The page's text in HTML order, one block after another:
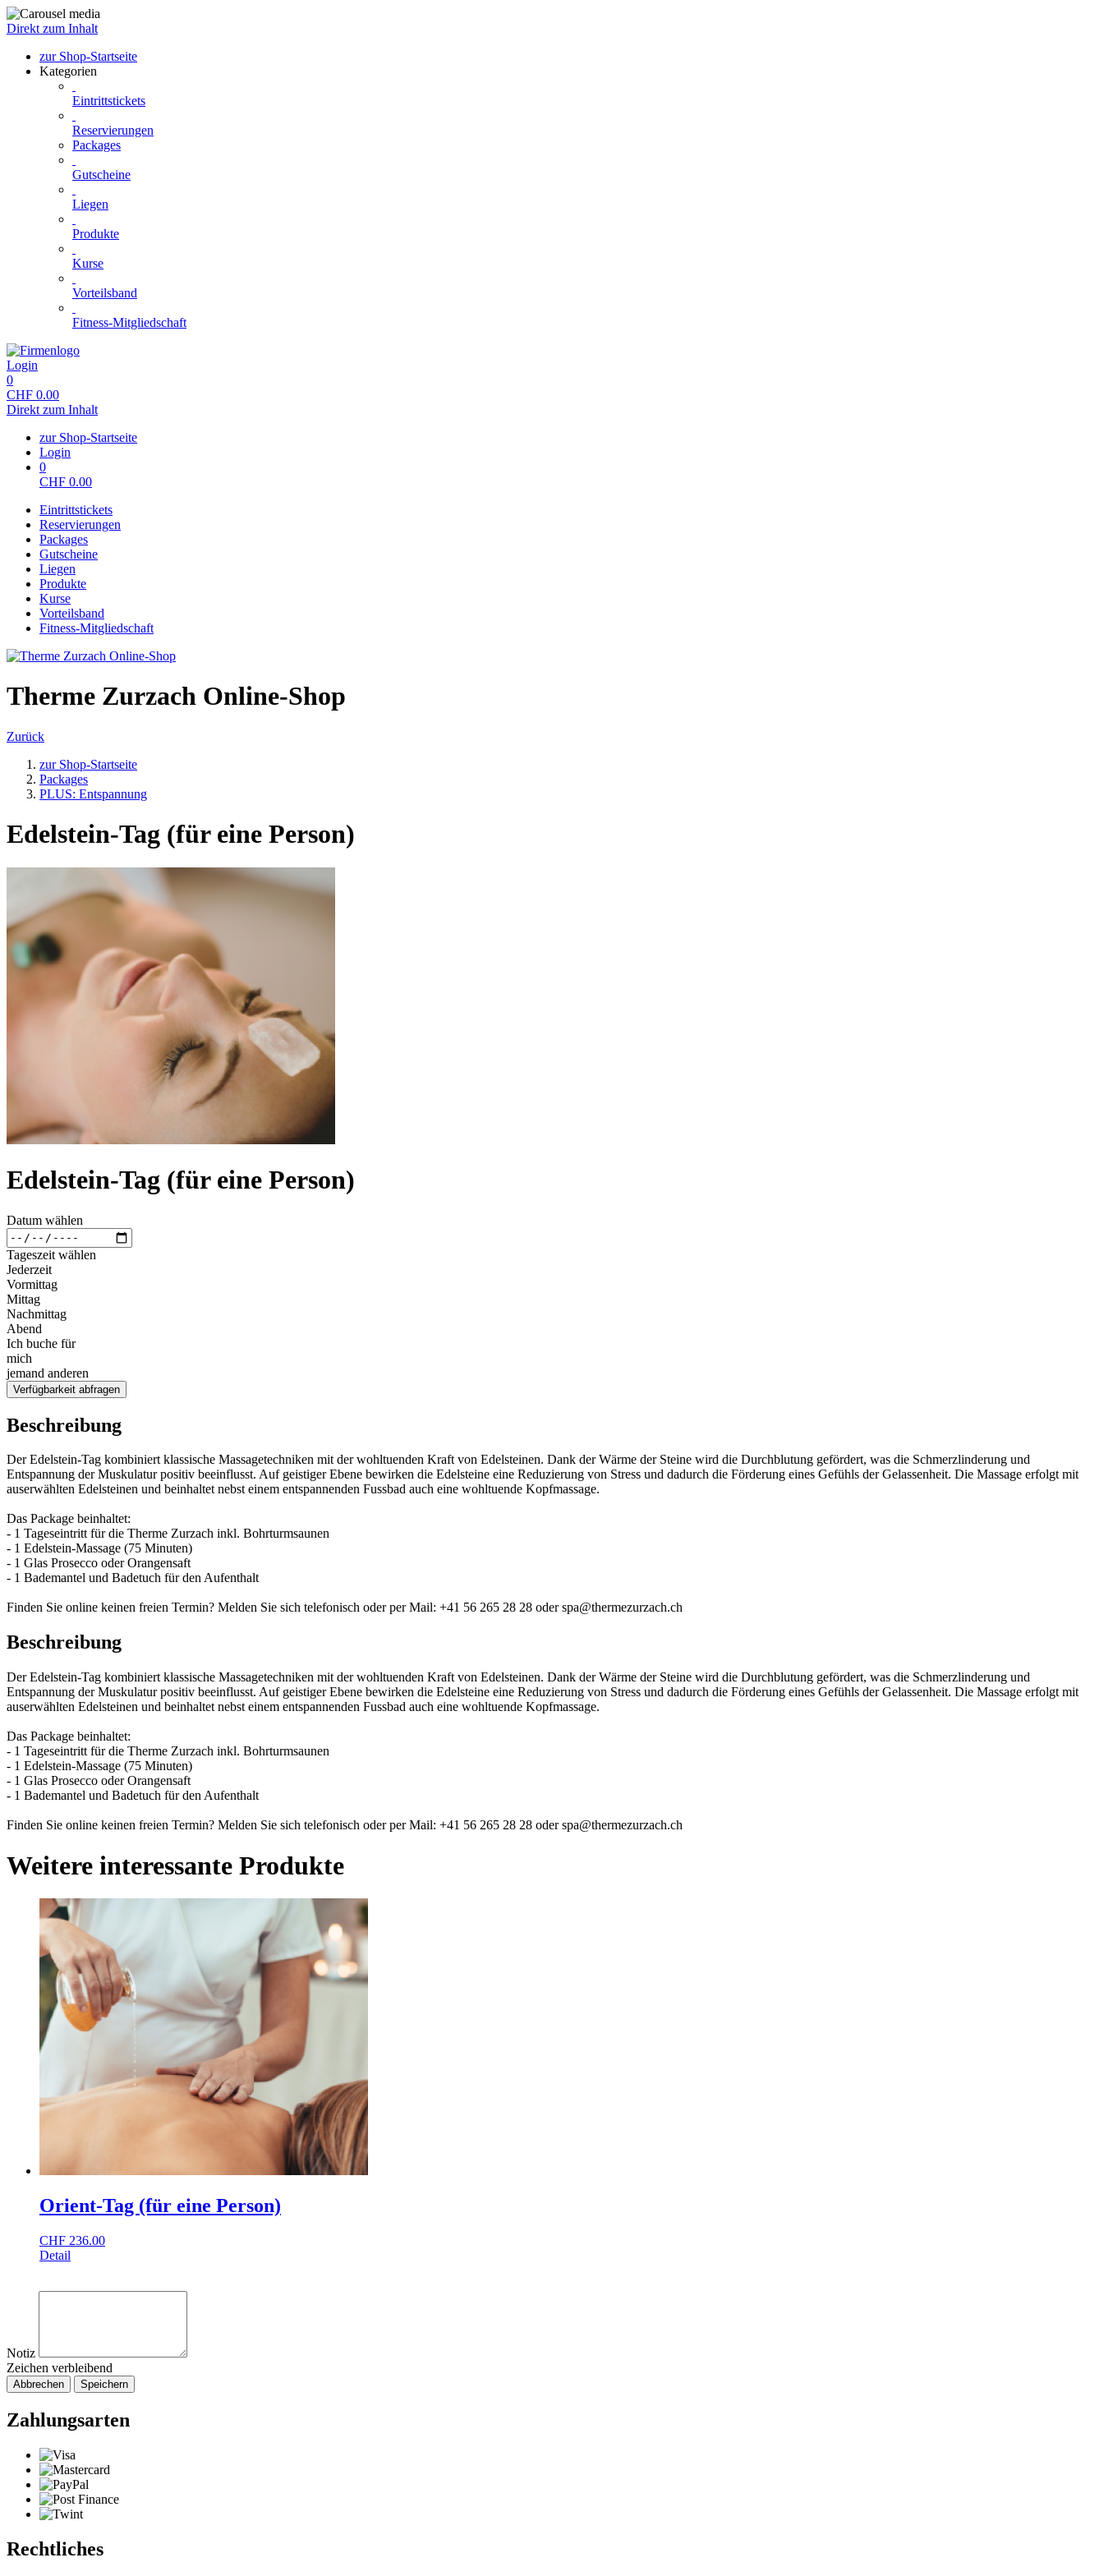
Direkt zum Inhalt
zur Shop-Startseite
Kategorien
Eintrittstickets
Reservierungen
Packages
Gutscheine
Liegen
Produkte
Kurse
Vorteilsband
Fitness-Mitgliedschaft
Login
0
CHF 0.00
Direkt zum Inhalt
zur Shop-Startseite
Login
0
CHF 0.00
Eintrittstickets
Reservierungen
Packages
Gutscheine
Liegen
Produkte
Kurse
Vorteilsband
Fitness-Mitgliedschaft
Therme Zurzach Online-Shop
Zurück
zur Shop-Startseite
Packages
PLUS: Entspannung
Edelstein-Tag (für eine Person)
Edelstein-Tag (für eine Person)
Datum wählen
Tageszeit wählen
Jederzeit
Vormittag
Mittag
Nachmittag
Abend
Ich buche für
mich
jemand anderen
Verfügbarkeit abfragen
Beschreibung
Der Edelstein-Tag kombiniert klassische Massagetechniken mit der wohltuenden Kraft von Edelsteinen. Dank der Wärme der Steine wird die Durchblutung gefördert, was die Schmerzlinderung und
Entspannung der Muskulatur positiv beeinflusst. Auf geistiger Ebene bewirken die Edelsteine eine Reduzierung von Stress und dadurch die Förderung eines Gefühls der Gelassenheit. Die Massage erfolgt mit
auserwählten Edelsteinen und beinhaltet nebst einem entspannenden Fussbad auch eine wohltuende Kopfmassage.
Das Package beinhaltet:
- 1 Tageseintritt für die Therme Zurzach inkl. Bohrturmsaunen
- 1 Edelstein-Massage (75 Minuten)
- 1 Glas Prosecco oder Orangensaft
- 1 Bademantel und Badetuch für den Aufenthalt
Finden Sie online keinen freien Termin? Melden Sie sich telefonisch oder per Mail: +41 56 265 28 28 oder spa@thermezurzach.ch
Beschreibung
Der Edelstein-Tag kombiniert klassische Massagetechniken mit der wohltuenden Kraft von Edelsteinen. Dank der Wärme der Steine wird die Durchblutung gefördert, was die Schmerzlinderung und
Entspannung der Muskulatur positiv beeinflusst. Auf geistiger Ebene bewirken die Edelsteine eine Reduzierung von Stress und dadurch die Förderung eines Gefühls der Gelassenheit. Die Massage erfolgt mit
auserwählten Edelsteinen und beinhaltet nebst einem entspannenden Fussbad auch eine wohltuende Kopfmassage.
Das Package beinhaltet:
- 1 Tageseintritt für die Therme Zurzach inkl. Bohrturmsaunen
- 1 Edelstein-Massage (75 Minuten)
- 1 Glas Prosecco oder Orangensaft
- 1 Bademantel und Badetuch für den Aufenthalt
Finden Sie online keinen freien Termin? Melden Sie sich telefonisch oder per Mail: +41 56 265 28 28 oder spa@thermezurzach.ch
Weitere interessante Produkte
Orient-Tag (für eine Person)
CHF 236.00
Detail
Notiz
Zeichen verbleibend
Abbrechen Speichern
Zahlungsarten
Rechtliches